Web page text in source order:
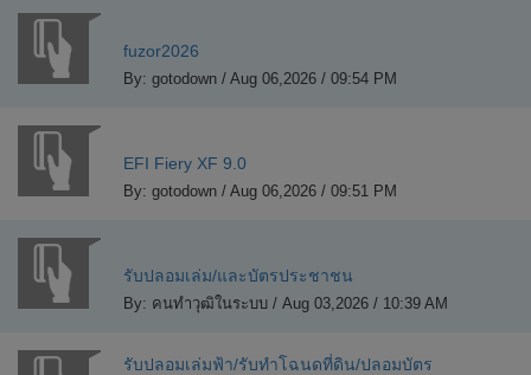
fuzor2026
By: gotodown / Aug 06,2026 / 09:54 PM
EFI Fiery XF 9.0
By: gotodown / Aug 06,2026 / 09:51 PM
รับปลอมเล่ม/และบัตรประชาชน
By: คนทำวุฒิในระบบ / Aug 03,2026 / 10:39 AM
รับปลอมเล่มฟ้า/รับทำโฉนดที่ดิน/ปลอมบัตร